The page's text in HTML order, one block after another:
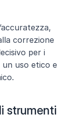
correzione
per i
uso etico e
strumenti